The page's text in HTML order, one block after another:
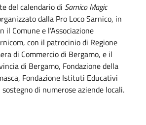
del calendario di Sarnico Magic
dalla Pro Loco Sarnico, in
il Comune e l’Associazione
con il patrocinio di Regione
di Commercio di Bergamo, e il
di Bergamo, Fondazione della
Fondazione Istituti Educativi
di numerose aziende locali.